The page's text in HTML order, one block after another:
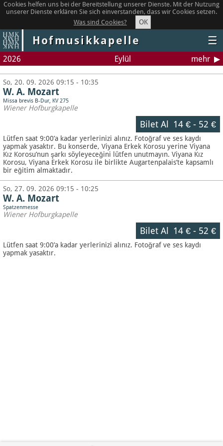
Cookies helfen uns bei der Bereitstellung unserer Dienste. Mit der Nutzung
unserer Dienste erklären Sie sich einverstanden, dass wir Cookies setzen.
Was sind Cookies?
OK
Hofmusikkapelle ☰
2026 Eylül mehr
So, 20. 09. 2026 09:15 - 10:35
W. A. Mozart
Missa brevis B-Dur, KV 275
Wiener Hofburgkapelle
Bilet Al 14 €- 52 €
Lütfen saat 9:00’a kadar yerlerinizi alınız. Fotoğraf ve ses kaydı
yapmak yasaktır. Bu konserde, Viyana Erkek Korosu yerine Viyana
Kız Korosu’nun şarkı söyleyeceğini lütfen unutmayın. Viyana Kız
Korosu, Viyana Erkek Korosu ile birlikte Augartenpalais’te kapsamlı
bir eğitim almaktadır.
So, 27. 09. 2026 09:15 - 10:25
W. A. Mozart
Spatzenmesse
Wiener Hofburgkapelle
Bilet Al 14 €- 52 €
Lütfen saat 9:00’a kadar yerlerinizi alınız. Fotoğraf ve ses kaydı
yapmak yasaktır.